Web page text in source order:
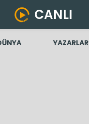
CANLI
YAZARLAR